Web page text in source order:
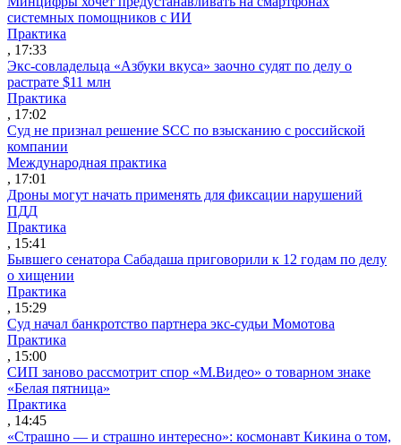
системных помощников с ИИ
Практика
, 17:33
Экс-совладельца «Азбуки вкуса» заочно судят по делу о
растрате $11 млн
Практика
, 17:02
Суд не признал решение SCC по взысканию с российской
компании
Международная практика
, 17:01
Дроны могут начать применять для фиксации нарушений
ПДД
Практика
, 15:41
Бывшего сенатора Сабадаша приговорили к 12 годам по делу
о хищении
Практика
, 15:29
Суд начал банкротство партнера экс-судьи Момотова
Практика
, 15:00
СИП заново рассмотрит спор «М.Видео» о товарном знаке
«Белая пятница»
Практика
, 14:45
«Страшно — и страшно интересно»: космонавт Кикина о том,